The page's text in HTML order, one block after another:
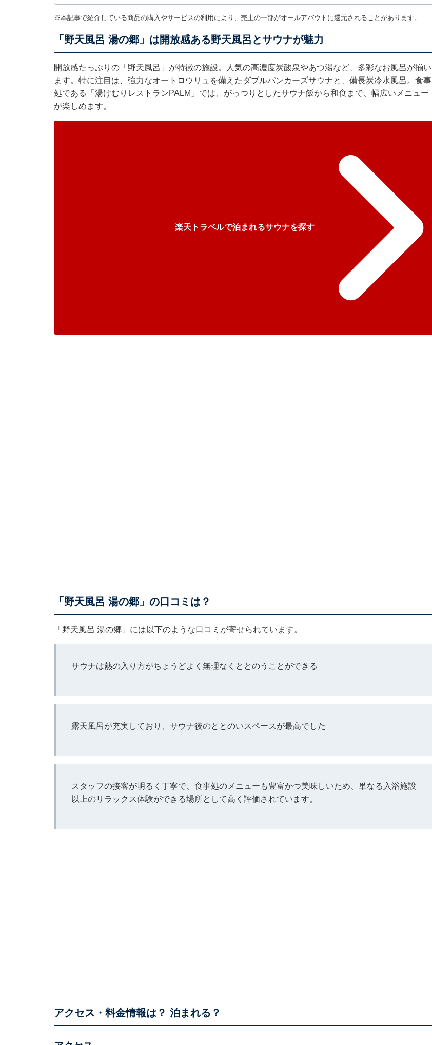
※本記事で紹介している商品の購入やサービスの利用により、売上の一部がオールアバウトに還元されることがあります。
「野天風呂 湯の郷」は開放感ある野天風呂とサウナが魅力
開放感たっぷりの「野天風呂」が特徴の施設。人気の高濃度炭酸泉やあつ湯など、多彩なお風呂が揃い
ます。特に注目は、強力なオートロウリュを備えたダブルパンカーズサウナと、備長炭冷水風呂。食事
処である「湯けむりレストランPALM」では、がっつりとしたサウナ飯から和食まで、幅広いメニュー
が楽しめます。
楽天トラベルで泊まれるサウナを探す
「野天風呂 湯の郷」の口コミは？
「野天風呂 湯の郷」には以下のような口コミが寄せられています。
サウナは熱の入り方がちょうどよく無理なくととのうことができる
露天風呂が充実しており、サウナ後のととのいスペースが最高でした
スタッフの接客が明るく丁寧で、食事処のメニューも豊富かつ美味しいため、単なる入浴施設
以上のリラックス体験ができる場所として高く評価されています。
アクセス・料金情報は？ 泊まれる？